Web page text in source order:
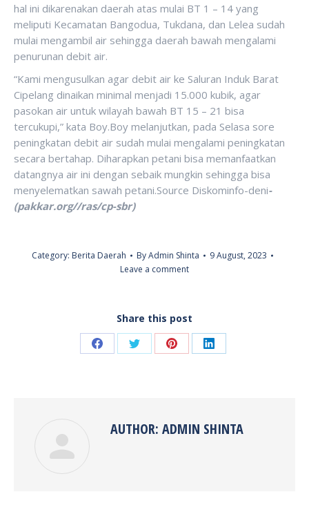
hal ini dikarenakan daerah atas mulai BT 1 – 14 yang
meliputi Kecamatan Bangodua, Tukdana, dan Lelea sudah
mulai mengambil air sehingga daerah bawah mengalami
penurunan debit air.
“Kami mengusulkan agar debit air ke Saluran Induk Barat
Cipelang dinaikan minimal menjadi 15.000 kubik, agar
pasokan air untuk wilayah bawah BT 15 – 21 bisa
tercukupi,” kata Boy.Boy melanjutkan, pada Selasa sore
peningkatan debit air sudah mulai mengalami peningkatan
secara bertahap. Diharapkan petani bisa memanfaatkan
datangnya air ini dengan sebaik mungkin sehingga bisa
menyelematkan sawah petani.Source Diskominfo-deni-
(pakkar.org//ras/cp-sbr)
Category: Berita Daerah ByAdmin Shinta
9 August, 2023
Leave a comment
Share this post
Share Share Share Share
AUTHOR: ADMIN SHINTA